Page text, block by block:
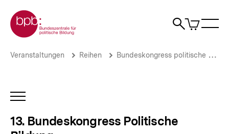
zum
Seiteninhalt
springen
Zur Startseite der bpb
Suche
Artikel
im
WS
wahrnehmen
Leben
Brotkrümelnavigation
Pfadnavigation
Veranstaltungen Reihen Bundeskongress politische Bildung
INHALTSNAVIGATION
13. Bundeskongress Politische